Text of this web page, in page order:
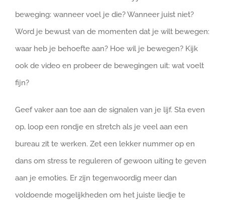
beweging: wanneer voel je die? Wanneer juist niet?
Word je bewust van de momenten dat je wilt bewegen:
waar heb je behoefte aan? Hoe wil je bewegen? Kijk
ook de video en probeer de bewegingen uit: wat voelt
fijn?
Geef vaker aan toe aan de signalen van je lijf. Sta even
op, loop een rondje en stretch als je veel aan een
bureau zit te werken. Zet een lekker nummer op en
dans om stress te reguleren of gewoon uiting te geven
aan je emoties. Er zijn tegenwoordig meer dan
voldoende mogelijkheden om het juiste liedje te